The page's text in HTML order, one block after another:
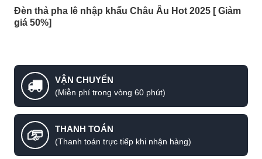
Đèn thả pha lê nhập khẩu Châu Âu Hot 2025 [ Giảm
giá 50%]
VẬN CHUYỂN
(Miễn phí trong vòng 60 phút)
THANH TOÁN
(Thanh toán trực tiếp khi nhận hàng)